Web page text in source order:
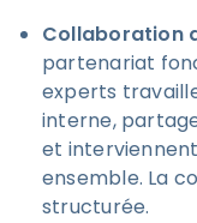
Collaboration
partenariat
experts
interne,
et
ensemble. La
structurée.